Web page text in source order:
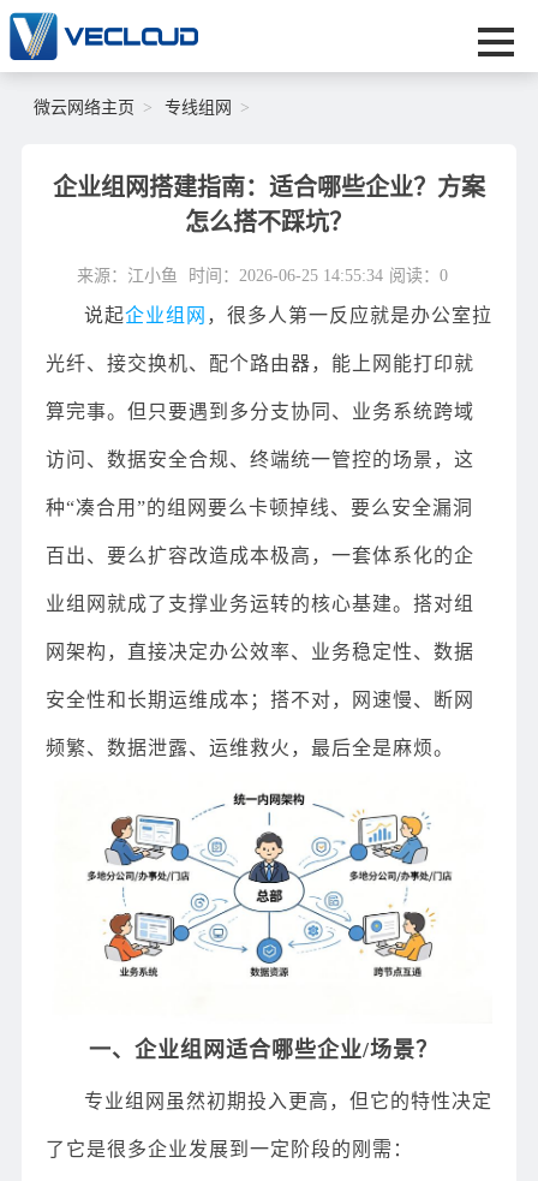
微云网络主页 专线组网
企业组网搭建指南：适合哪些企业？方案
怎么搭不踩坑？
来源：江小鱼 时间：2026-06-25 14:55:34 阅读：0
说起企业组网 ，很多人第一反应就是办公室拉
光纤、接交换机、配个路由器，能上网能打印就
算完事。但只要遇到多分支协同、业务系统跨域
访问、数据安全合规、终端统一管控的场景，这
种“凑合用”的组网要么卡顿掉线、要么安全漏洞
百出、要么扩容改造成本极高，一套体系化的企
业组网就成了支撑业务运转的核心基建。搭对组
网架构，直接决定办公效率、业务稳定性、数据
安全性和长期运维成本；搭不对，网速慢、断网
频繁、数据泄露、运维救火，最后全是麻烦。
一、企业组网适合哪些企业/场景？
专业组网虽然初期投入更高，但它的特性决定
了它是很多企业发展到一定阶段的刚需：